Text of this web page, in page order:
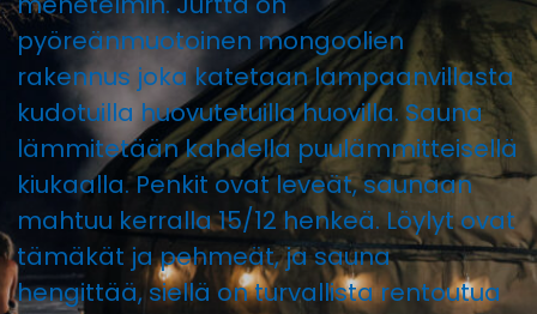
pyöreänmuotoinen mongoolien
rakennus joka katetaan lampaanvillasta
kudotuilla huovutetuilla huovilla. Sauna
lämmitetään kahdella puulämmitteisellä
kiukaalla. Penkit ovat leveät, saunaan
mahtuu kerralla 15/12 henkeä. Löylyt ovat
tämäkät ja pehmeät, ja sauna
hengittää, siellä on turvallista rentoutua